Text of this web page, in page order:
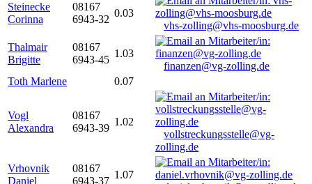
Steinecke
Corinna
08167
6943-32
0.03
vhs-zolling@vhs-moosburg.de
Thalmair
Brigitte
08167
6943-45
1.03
finanzen@vg-zolling.de
Toth Marlene
0.07
Vogl
Alexandra
08167
6943-39
1.02
vollstreckungsstelle@vg-
zolling.de
Vrhovnik
Daniel
08167
6943-37
1.07